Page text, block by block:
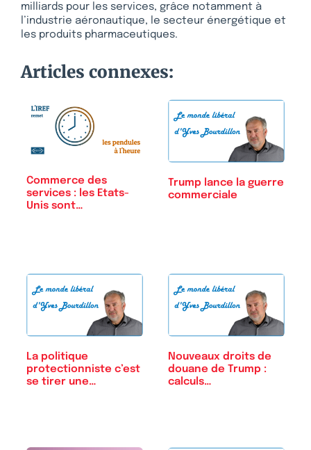
milliards pour les services, grâce notamment à
l’industrie aéronautique, le secteur énergétique et
les produits pharmaceutiques.
Articles connexes:
Commerce des
services : les Etats-
Unis sont…
Trump lance la guerre
commerciale
La politique
protectionniste c’est
se tirer une…
Nouveaux droits de
douane de Trump :
calculs…